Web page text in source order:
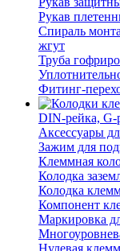
Рукав
Спираль
жгут
Труба
Фитинг-
DIN-рейка, G-
Аксессуары
Зажим для
Клеммная
Колодка
Колодка
Компонент
Маркировка
Нулевая